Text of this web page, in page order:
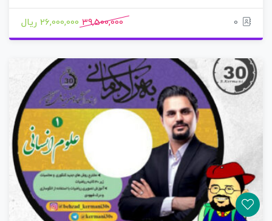
0
39,500,000 26,000,000 ریال